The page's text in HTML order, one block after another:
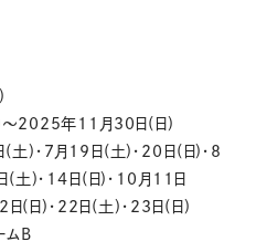
～2025年11月30日(日)
)・7月19日(土)・20日(日)・8
土)・14日(日)・10月11日
日(日)・22日(土)・23日(日)
ムB